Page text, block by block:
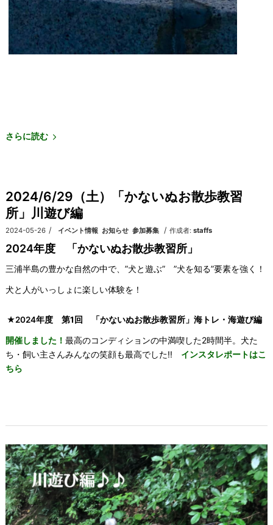
さらに読む
2024/6/29（土）「かないぬお散歩教習
所」川遊び編
2024-05-26 /
カテゴリ: イベント情報 お知らせ, 参加募集 / 作成者: staffs
2024年度 「かないぬお散歩教習所」
三浦半島の豊かな自然の中で、”犬と遊ぶ” ”犬を知る”要素を強く！
犬と人がいっしょに楽しい体験を！
★2024年度 第1回 「かないぬお散歩教習所」海トレ・海遊び編
開催しました！ 最高のコンディションの中満喫した2時間半。犬た
ち・飼い主さんみんなの笑顔も最高でした!! インスタレポートはこ
ちら